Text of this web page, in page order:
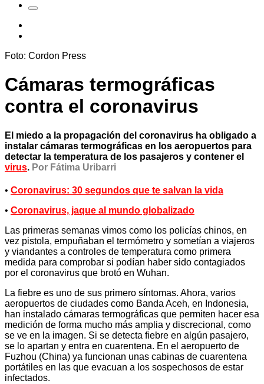
Foto: Cordon Press
Cámaras termográficas
contra el coronavirus
El miedo a la propagación del coronavirus ha obligado a
instalar cámaras termográficas en los aeropuertos para
detectar la temperatura de los pasajeros y contener el
virus. Por Fátima Uribarri
• Coronavirus: 30 segundos que te salvan la vida
• Coronavirus, jaque al mundo globalizado
Las primeras semanas vimos como los policías chinos, en
vez pistola, empuñaban el termómetro y sometían a viajeros
y viandantes a controles de temperatura como primera
medida para comprobar si podían haber sido contagiados
por el coronavirus que brotó en Wuhan.
La fiebre es uno de sus primero síntomas. Ahora, varios
aeropuertos de ciudades como Banda Aceh, en Indonesia,
han instalado cámaras termográficas que permiten hacer esa
medición de forma mucho más amplia y discrecional, como
se ve en la imagen. Si se detecta fiebre en algún pasajero,
se lo apartan y entra en cuarentena. En el aeropuerto de
Fuzhou (China) ya funcionan unas cabinas de cuarentena
portátiles en las que evacuan a los sospechosos de estar
infectados.